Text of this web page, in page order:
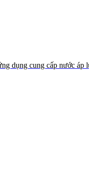
dụng cung cấp nước áp